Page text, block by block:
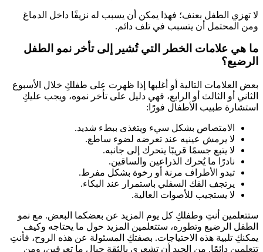
تهزي الطفل بعنف؛ فهذا يمكن أن يسبب له نزيفًا داخل الدماغ
المحتمل أن يتسبب في تلف دائم.
هي علامات الخطر التي تُشير إلى تأخر نمو الطفل
العلامات التالية أو أغلبها إذا ظهرت على طفلكِ خلال الأسبوع
أو الثالث أو الرابع، فهي دليل على تأخر نموه، ويجب عليكِ
طبيب الأطفال فورًا:
الامتصاص بشكل سيء ويتغذى ببطء شديد.
لا يرمش عينيه عند تعرضه لضوء ساطع.
لا يتبع جسمًا قريبًا يتحرك إلى جانبه.
نادرًا ما يُحرك الذراعين والساقين.
تبدو الأطراف مرنة أو رخوة بشكل مفرط.
يرتجف الفك السفلي باستمرار عند البكاء.
لا يستجيب للأصوات العالية.
أنتِ وطفلكِ كل يوم المزيد عن بعضكما البعض. مع نمو
الرضيع وتطوره، ستتعلمين المزيد حول ما يحتاجه وكيف
تلبية هذه الاحتياجات. بصفتكِ المسئولة عن هذه الروح، فأنتِ
دائمًا. من الجيد أن تشعري بالثقة حيال ما تعرفين، ومن